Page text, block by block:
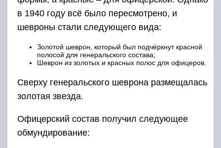
в 1940 году всё было пересмотрено, и
шевроны стали следующего вида:
Золотой шеврон, который был подчёркнут красной
полосой для генеральского состава;
Шеврон из золотых и красных полос для офицеров.
Сверху генеральского шеврона размещалась
золотая звезда.
Офицерский состав получил следующее
обмундирование: